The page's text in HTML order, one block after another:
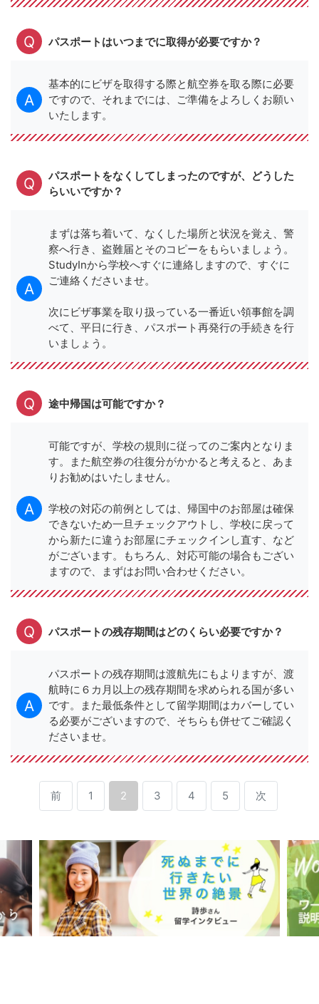
パスポートはいつまでに取得が必要ですか？
基本的にビザを取得する際と航空券を取る際に必要
ですので、それまでには、ご準備をよろしくお願い
いたします。
パスポートをなくしてしまったのですが、どうした
らいいですか？
まずは落ち着いて、なくした場所と状況を覚え、警
察へ行き、盗難届とそのコピーをもらいましょう。
StudyInから学校へすぐに連絡しますので、すぐに
ご連絡くださいませ。
次にビザ事業を取り扱っている一番近い領事館を調
べて、平日に行き、パスポート再発行の手続きを行
いましょう。
途中帰国は可能ですか？
可能ですが、学校の規則に従ってのご案内となりま
す。また航空券の往復分がかかると考えると、あま
りお勧めはいたしません。
学校の対応の前例としては、帰国中のお部屋は確保
できないため一旦チェックアウトし、学校に戻って
から新たに違うお部屋にチェックインし直す、など
がございます。もちろん、対応可能の場合もござい
ますので、まずはお問い合わせください。
パスポートの残存期間はどのくらい必要ですか？
パスポートの残存期間は渡航先にもよりますが、渡
航時に６カ月以上の残存期間を求められる国が多い
です。また最低条件として留学期間はカバーしてい
る必要がございますので、そちらも併せてご確認く
ださいませ。
前 1 2 3 4 5 次